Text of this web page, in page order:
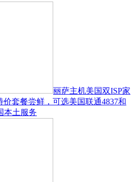
丽萨主机美国双ISP家
价套餐尝鲜，可选美国联通4837和
本土服务